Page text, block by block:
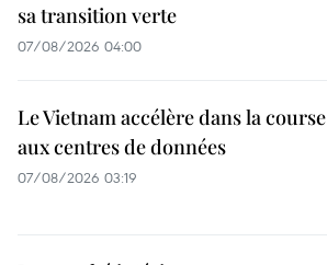
sa transition verte
07/08/2026 04:00
Le Vietnam accélère dans la course
aux centres de données
07/08/2026 03:19